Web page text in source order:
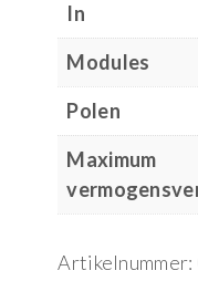
In
Modules
Polen
Maximum
Artikelnummer: